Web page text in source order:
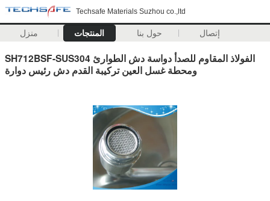
Techsafe Materials Suzhou co.,ltd
منزل المنتجات حول بنا إتصال
SH712BSF-SUS304 الفولاذ المقاوم للصدأ دواسة دش الطوارئ
ومحطة غسل العين تركيبة القدم دش رئيس دوارة